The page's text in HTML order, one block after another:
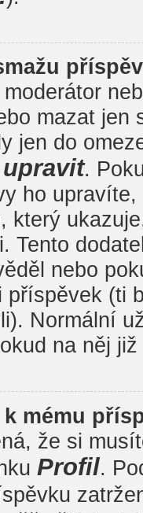
mazat jen
jen do
upravit.
ho
který
Tento
nebo
příspěvek (ti
Normální
na něj
mému
že si
Profil.